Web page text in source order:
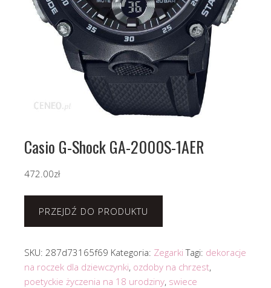
Casio G-Shock GA-2000S-1AER
472.00zł
PRZEJDŹ DO PRODUKTU
SKU: 287d73165f69 Kategoria: Zegarki Tagi: dekoracje
na roczek dla dziewczynki, ozdoby na chrzest,
poetyckie życzenia na 18 urodziny, swiece